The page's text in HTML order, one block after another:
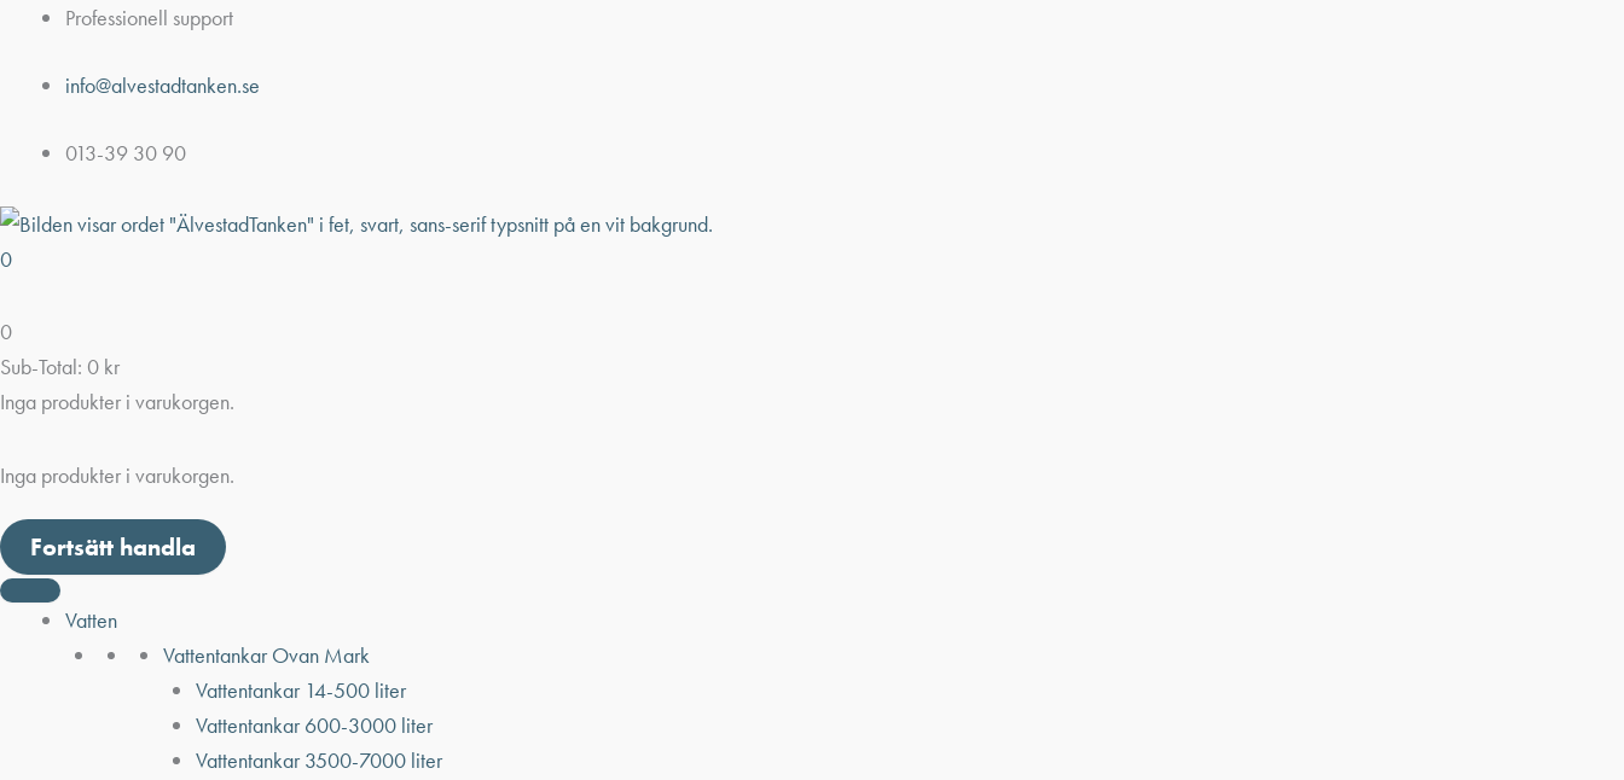
Hoppa
innehåll
Professionell support
info@alvestadtanken.se
013-39 30 90
0
0
Sub-Total: 0 kr
Inga produkter i varukorgen.
Inga produkter i varukorgen.
Fortsätt handla
Vatten
Vattentankar Ovan Mark
Vattentankar 14-500 liter
Vattentankar 600-3000 liter
Vattentankar 3500-7000 liter